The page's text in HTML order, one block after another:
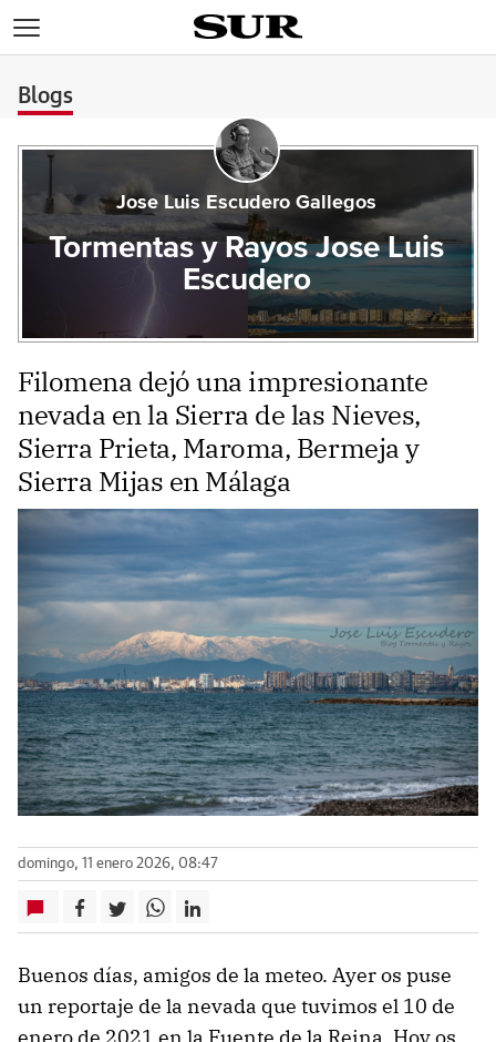
Blogs
Jose Luis Escudero Gallegos
Tormentas y Rayos Jose Luis
Escudero
Filomena dejó una impresionante
nevada en la Sierra de las Nieves,
Sierra Prieta, Maroma, Bermeja y
Sierra Mijas en Málaga
domingo, 11 enero 2026, 08:47
Buenos días, amigos de la meteo. Ayer os puse
un reportaje de la nevada que tuvimos el 10 de